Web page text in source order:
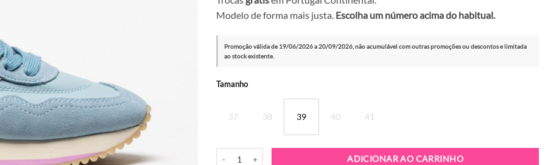
Modelo de forma mais justa. Escolha um número acima do habitual.
Promoção válida de 19/06/2026 a 20/09/2026, não acumulável com outras promoções ou descontos e limitada
ao stock existente.
Tamanho
37 38 39 40 41
ADICIONAR AO CARRINHO
Alternative: